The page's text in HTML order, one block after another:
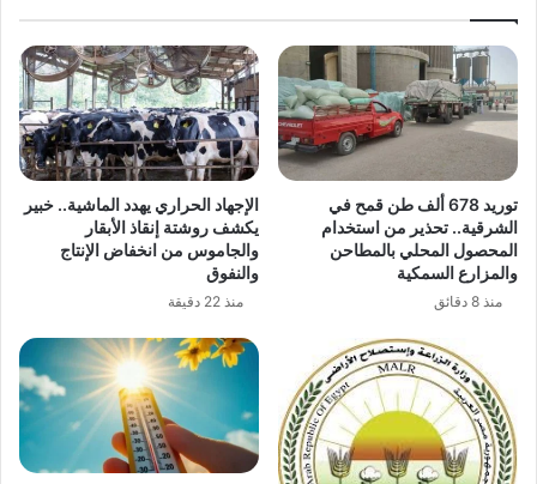
توريد 678 ألف طن قمح في
الشرقية.. تحذير من استخدام
المحصول المحلي بالمطاحن
والمزارع السمكية
منذ 8 دقائق
الإجهاد الحراري يهدد الماشية.. خبير
يكشف روشتة إنقاذ الأبقار
والجاموس من انخفاض الإنتاج
والنفوق
منذ 22 دقيقة